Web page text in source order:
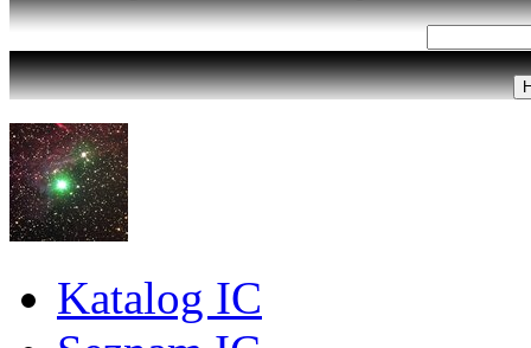
Katalog IC